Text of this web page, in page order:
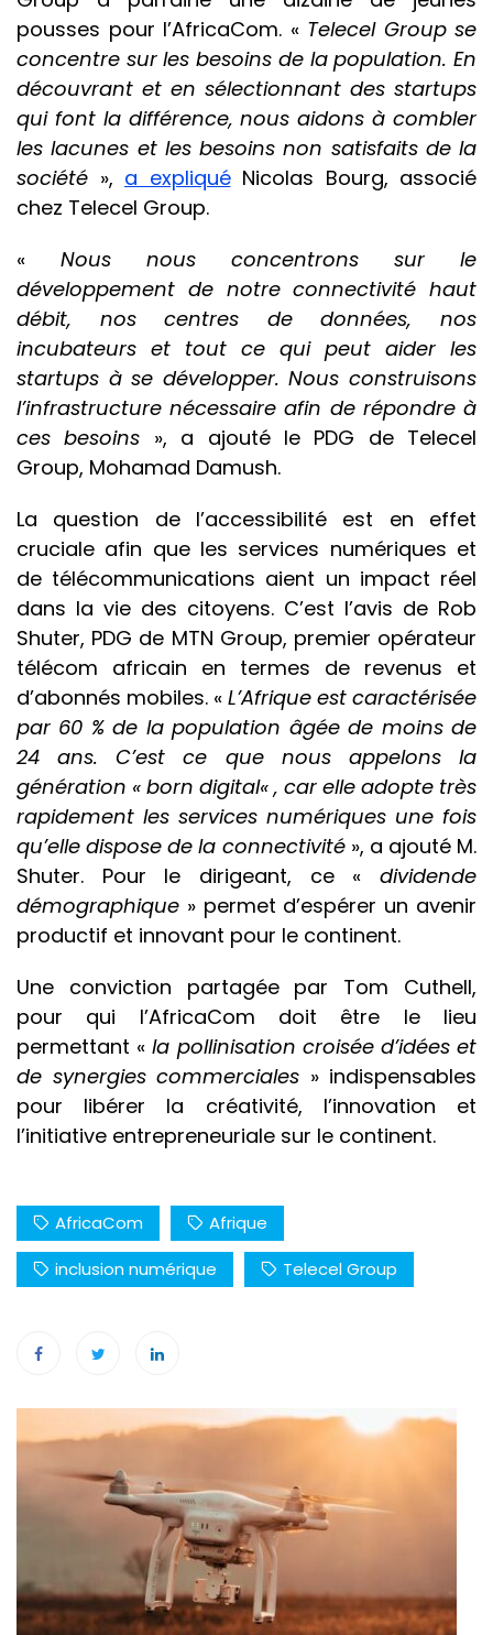
pousses pour l’AfricaCom. « Telecel Group se
concentre sur les besoins de la population. En
découvrant et en sélectionnant des startups
qui font la différence, nous aidons à combler
les lacunes et les besoins non satisfaits de la
société », a expliquéNicolas Bourg, associé
chez Telecel Group.
« Nous nous concentrons sur le
développement de notre connectivité haut
débit, nos centres de données, nos
incubateurs et tout ce qui peut aider les
startups à se développer. Nous construisons
l’infrastructure nécessaire afin de répondre à
ces besoins », a ajouté le PDG de Telecel
Group, Mohamad Damush.
La question de l’accessibilité est en effet
cruciale afin que les services numériques et
de télécommunications aient un impact réel
dans la vie des citoyens. C’est l’avis de Rob
Shuter, PDG de MTN Group, premier opérateur
télécom africain en termes de revenus et
d’abonnés mobiles. « L’Afrique est caractérisée
par 60 % de la population âgée de moins de
24 ans. C’est ce que nous appelons la
génération « born digital«, car elle adopte très
rapidement les services numériques une fois
qu’elle dispose de la connectivité», a ajouté M.
Shuter. Pour le dirigeant, ce « dividende
démographique » permet d’espérer un avenir
productif et innovant pour le continent.
Une conviction partagée par Tom Cuthell,
pour qui l’AfricaCom doit être le lieu
permettant «la pollinisation croisée d’idées et
de synergies commerciales » indispensables
pour libérer la créativité, l’innovation et
l’initiative entrepreneuriale sur le continent.
AfricaCom
Afrique
inclusion numérique
Telecel Group
Navigation
de
l’article